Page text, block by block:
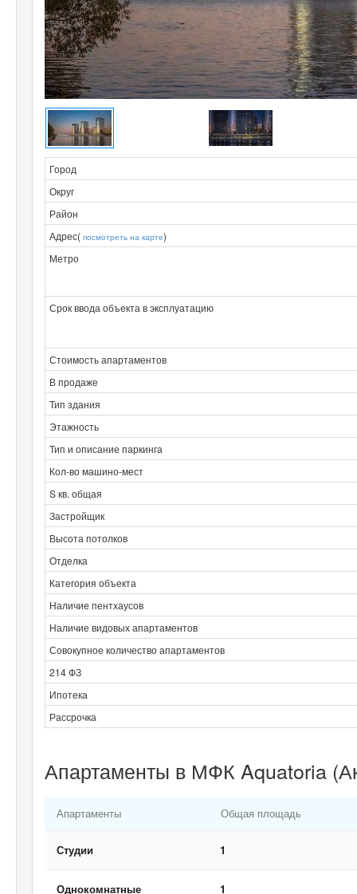
Город
Округ
Район
Адрес( посмотреть на карте)
Метро
Срок ввода объекта в эксплуатацию
Стоимость апартаментов
В продаже
Тип здания
Этажность
Тип и описание паркинга
Кол-во машино-мест
S кв. общая
Застройщик
Высота потолков
Отделка
Категория объекта
Наличие пентхаусов
Наличие видовых апартаментов
Совокупное количество апартаментов
214 ФЗ
Ипотека
Рассрочка
Апартаменты в МФК Aquatoria
Апартаменты Общая площадь
Студии 1
Однокомнатные 1